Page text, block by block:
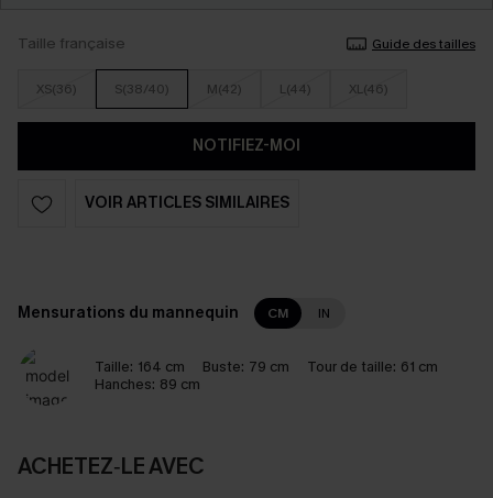
Taille française Guide des tailles
XS(36) S(38/40) M(42) L(44) XL(46)
NOTIFIEZ-MOI
VOIR ARTICLES SIMILAIRES
Mensurations du mannequin CM IN
Taille: 164 cm Buste: 79 cm Tour de taille: 61 cm
Hanches: 89 cm
ACHETEZ‑LE AVEC